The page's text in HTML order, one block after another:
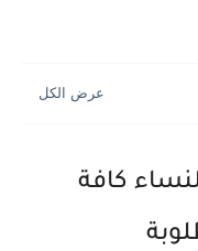
كافة